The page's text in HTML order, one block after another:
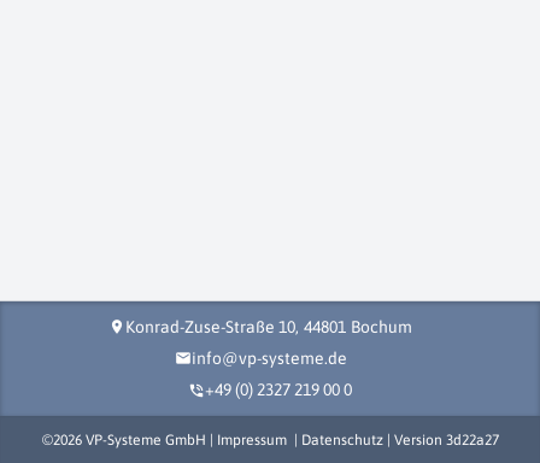
location_on Konrad-Zuse-Straße 10, 44801 Bochum
mailinfo@vp-systeme.de
phone_in_talk+49 (0) 2327 219 00 0
©2026VP-Systeme GmbH | Impressum | Datenschutz| Version 3d22a27